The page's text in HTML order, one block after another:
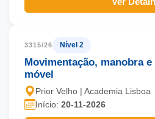
3315/26 Nível 2
Movimentação, manobra
móvel
Prior Velho | Academia Lisboa
Início: 20-11-2026